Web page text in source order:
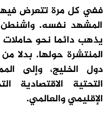
ففي كل مرة تتعرض فيها
المشهد نفسه. واشنطن
يذهب دائما نحو حاملات
المنتشرة حولها. بدلا
دول الخليج، وإلى
التحتية
الإقليمي والعالمي.